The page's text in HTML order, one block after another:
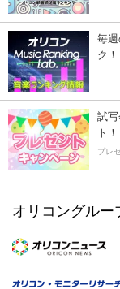
毎
ク！
試
ト！
プレ
オリコングルー